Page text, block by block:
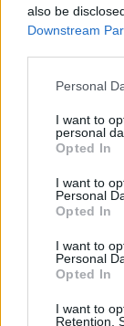
also be
Downstream
Personal
I want to
personal
Opted In
I want to
Personal
Opted In
I want to
Personal
Opted In
I want to
Retention,